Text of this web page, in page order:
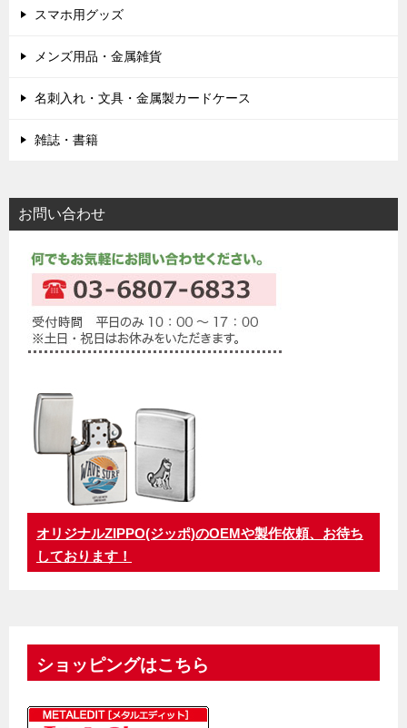
スマホ用グッズ
メンズ用品・金属雑貨
名刺入れ・文具・金属製カードケース
雑誌・書籍
お問い合わせ
オリジナルZIPPO(ジッポ)のOEMや製作依頼、お待ち
しております！
ショッピングはこちら